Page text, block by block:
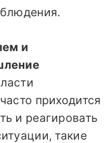
и
приходится
и реагировать
такие